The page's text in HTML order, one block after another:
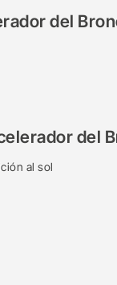
del
del
al sol